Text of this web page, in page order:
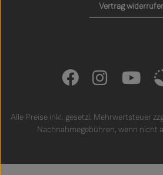
Vertrag
Alle Preise inkl. gesetzl. Mehrwertsteuer
Nachnahmegebühren, wenn nicht